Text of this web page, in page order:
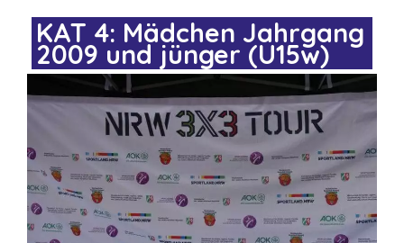
KAT 4: Mädchen Jahrgang
2009 und jünger (U15w)